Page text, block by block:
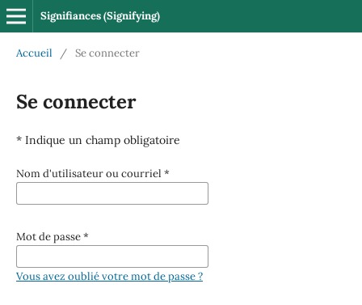
Signifiances (Signifying)
Accueil / Se connecter
Se connecter
* Indique un champ obligatoire
Nom d'utilisateur ou courriel *
Mot de passe*
Vous avez oublié votre mot de passe ?